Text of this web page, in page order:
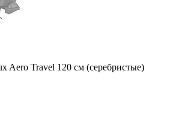
Aero Travel 120 см (серебристые)